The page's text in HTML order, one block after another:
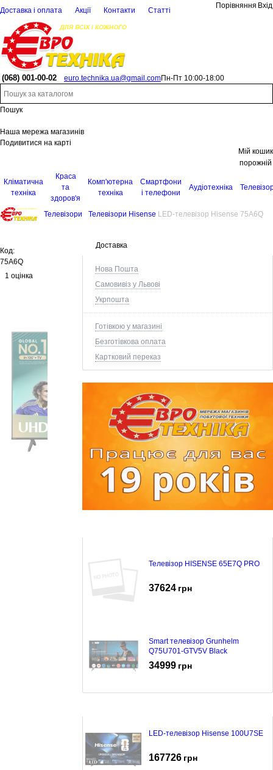
Доставка і оплата Акції Контакти Статті
Порівняння Вхід
(068) 001-00-02 euro.technika.ua@gmail.comПн-Пт 10:00-18:00
Пошук
Наша мережа магазинів
Подивитися на карті
Мій кошик
порожній
Кліматична
техніка
Краса
та
здоров'я
Комп'ютерна
техніка
Смартфони
і телефони
Аудіотехніка
Телевізори Телевізори Hisense LED-телевізор Hisense 75A6Q
Доставка
Нова Пошта
Самовивіз у Львові
Укрпошта
Готівкою у магазині
Безготівкова оплата
Картковий переказ
Телевізор HISENSE 65E7Q PRO
37624 грн
Smart телевізор Grunhelm
Q75U701-GTV5V Black
34999 грн
LED-телевізор Hisense 100U7SE
167726 грн
Код:
75A6Q
1 оцінка